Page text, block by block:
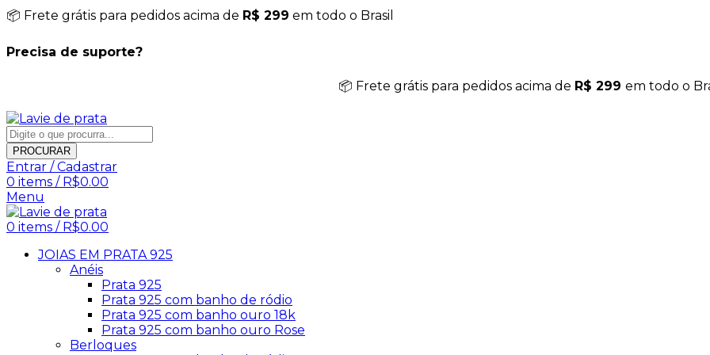
📦 Frete grátis para pedidos acima de R$ 299 em todo o Brasil
Precisa de suporte?
📦 Frete grátis para pedidos acima de R$ 299 em todo o
PROCURAR
Entrar / Cadastrar
0 items / R$0.00
Menu
0 items / R$0.00
JOIAS EM PRATA 925
Anéis
Prata 925
Prata 925 com banho de ródio
Prata 925 com banho ouro 18k
Prata 925 com banho ouro Rose
Berloques